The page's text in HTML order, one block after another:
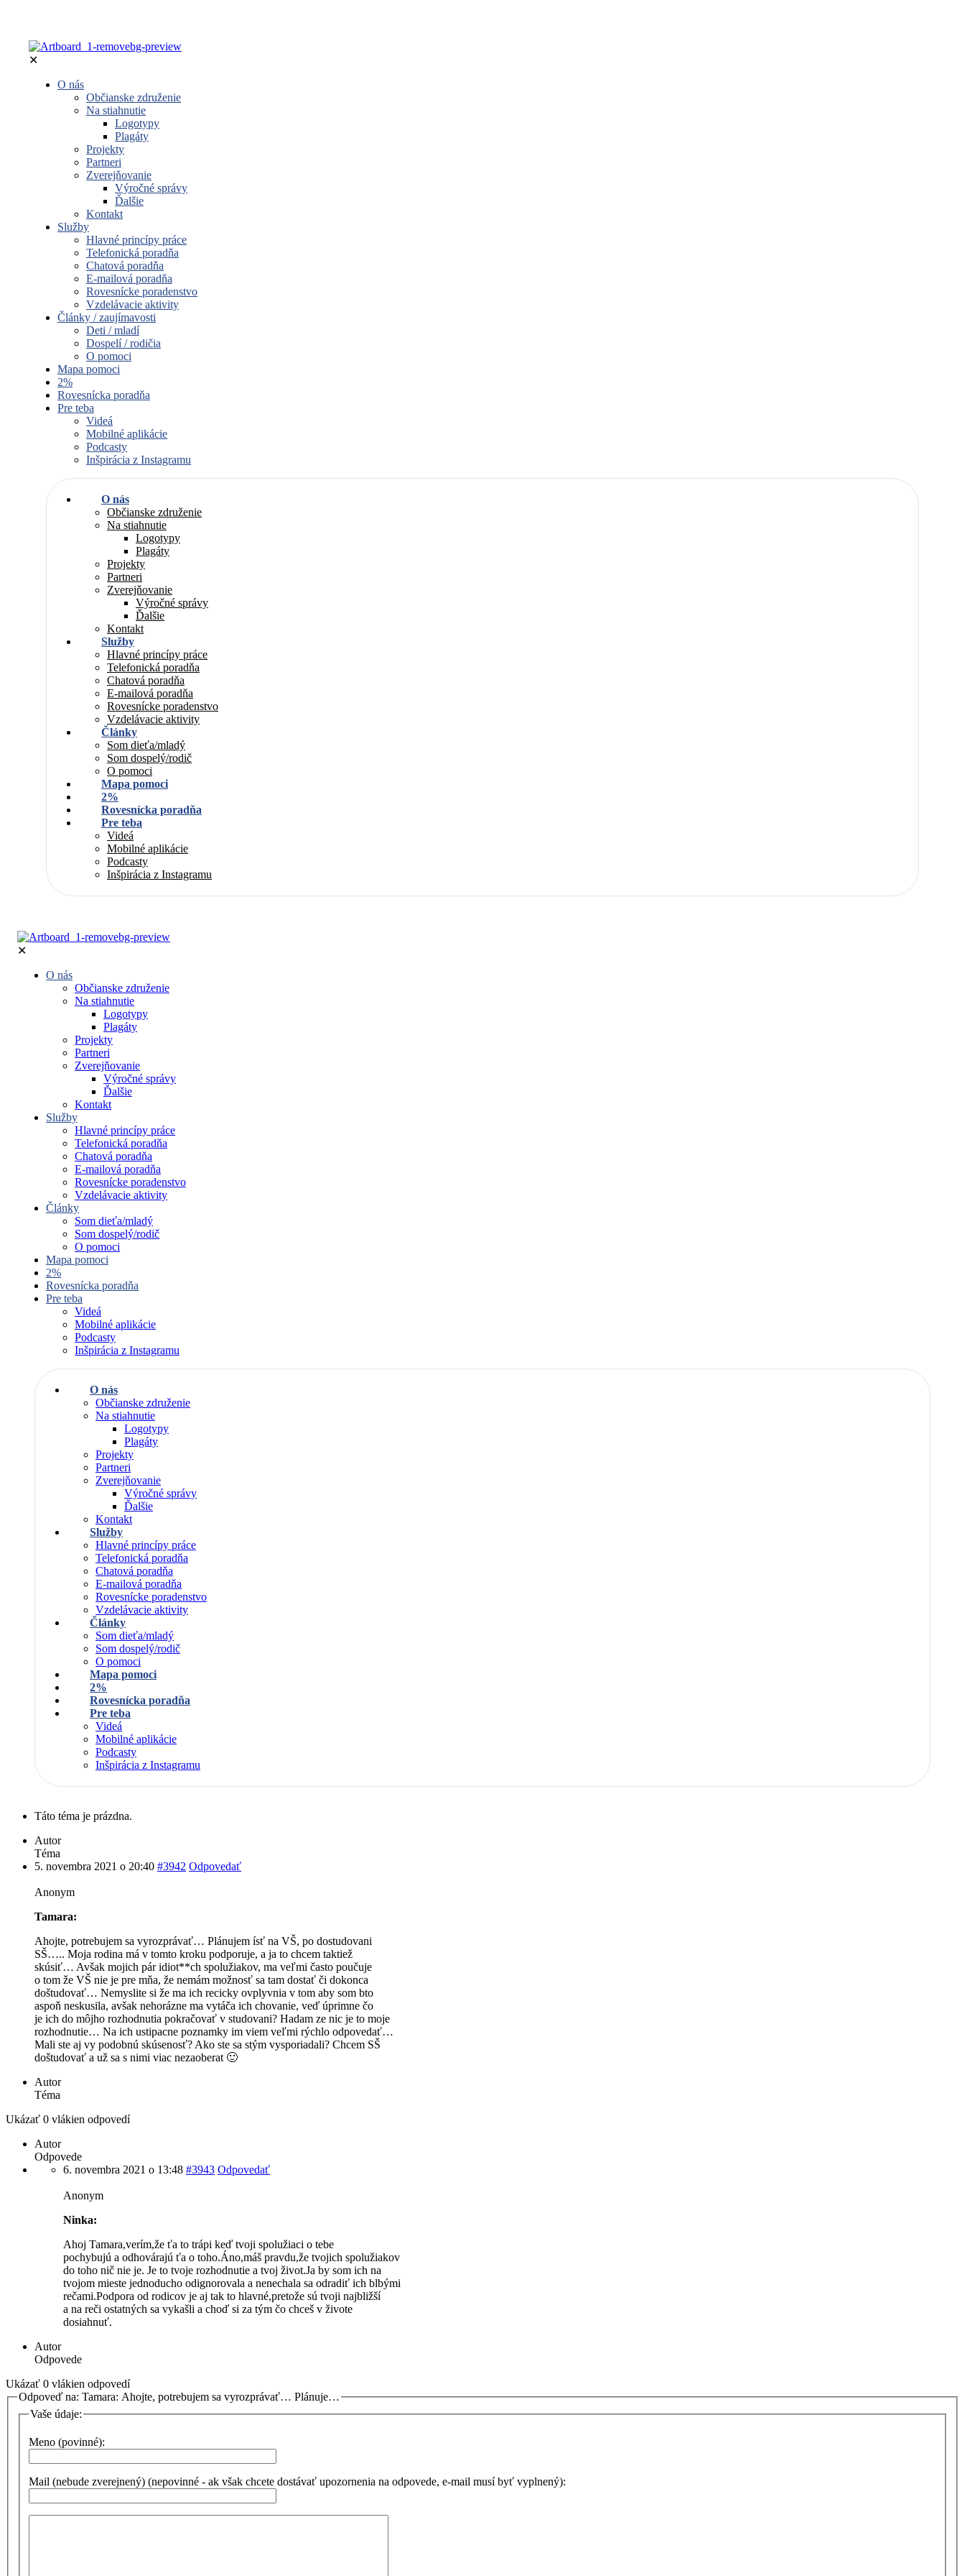
✕
O nás
Občianske združenie
Na stiahnutie
Logotypy
Plagáty
Projekty
Partneri
Zverejňovanie
Výročné správy
Ďalšie
Kontakt
Služby
Hlavné princípy práce
Telefonická poradňa
Chatová poradňa
E-mailová poradňa
Rovesnícke poradenstvo
Vzdelávacie aktivity
Články / zaujímavosti
Deti / mladí
Dospelí / rodičia
O pomoci
Mapa pomoci
2%
Rovesnícka poradňa
Pre teba
Videá
Mobilné aplikácie
Podcasty
Inšpirácia z Instagramu
O nás
Občianske združenie
Na stiahnutie
Logotypy
Plagáty
Projekty
Partneri
Zverejňovanie
Výročné správy
Ďalšie
Kontakt
Služby
Hlavné princípy práce
Telefonická poradňa
Chatová poradňa
E-mailová poradňa
Rovesnícke poradenstvo
Vzdelávacie aktivity
Články
Som dieťa/mladý
Som dospelý/rodič
O pomoci
Mapa pomoci
2%
Rovesnícka poradňa
Pre teba
Videá
Mobilné aplikácie
Podcasty
Inšpirácia z Instagramu
✕
O nás
Občianske združenie
Na stiahnutie
Logotypy
Plagáty
Projekty
Partneri
Zverejňovanie
Výročné správy
Ďalšie
Kontakt
Služby
Hlavné princípy práce
Telefonická poradňa
Chatová poradňa
E-mailová poradňa
Rovesnícke poradenstvo
Vzdelávacie aktivity
Články
Som dieťa/mladý
Som dospelý/rodič
O pomoci
Mapa pomoci
2%
Rovesnícka poradňa
Pre teba
Videá
Mobilné aplikácie
Podcasty
Inšpirácia z Instagramu
O nás
Občianske združenie
Na stiahnutie
Logotypy
Plagáty
Projekty
Partneri
Zverejňovanie
Výročné správy
Ďalšie
Kontakt
Služby
Hlavné princípy práce
Telefonická poradňa
Chatová poradňa
E-mailová poradňa
Rovesnícke poradenstvo
Vzdelávacie aktivity
Články
Som dieťa/mladý
Som dospelý/rodič
O pomoci
Mapa pomoci
2%
Rovesnícka poradňa
Pre teba
Videá
Mobilné aplikácie
Podcasty
Inšpirácia z Instagramu
Táto téma je prázdna.
Autor
Téma
5. novembra 2021 o 20:40 #3942 Odpovedať
Anonym
Tamara:
Ahojte, potrebujem sa vyrozprávať… Plánujem ísť na VŠ, po dostudovani
SŠ….. Moja rodina má v tomto kroku podporuje, a ja to chcem taktiež
skúsiť… Avšak mojich pár idiot**ch spolužiakov, ma veľmi často poučuje
o tom že VŠ nie je pre mňa, že nemám možnosť sa tam dostať či dokonca
doštudovať… Nemyslite si že ma ich recicky ovplyvnia v tom aby som bto
aspoň neskusila, avšak nehorázne ma vytáča ich chovanie, veď úprimne čo
je ich do môjho rozhodnutia pokračovať v studovani? Hadam ze nic je to moje
rozhodnutie… Na ich ustipacne poznamky im viem veľmi rýchlo odpovedať…
Mali ste aj vy podobnú skúsenosť? Ako ste sa stým vysporiadali? Chcem SŠ
doštudovať a už sa s nimi viac nezaoberat 🙂
Autor
Téma
Ukázať 0 vlákien odpovedí
Autor
Odpovede
6. novembra 2021 o 13:48 #3943 Odpovedať
Anonym
Ninka:
Ahoj Tamara,verím,že ťa to trápi keď tvoji spolužiaci o tebe
pochybujú a odhovárajú ťa o toho.Áno,máš pravdu,že tvojich spolužiakov
do toho nič nie je. Je to tvoje rozhodnutie a tvoj život.Ja by som ich na
tvojom mieste jednoducho odignorovala a nenechala sa odradiť ich blbými
rečami.Podpora od rodicov je aj tak to hlavné,pretože sú tvoji najbližší
a na reči ostatných sa vykašli a choď si za tým čo chceš v živote
dosiahnuť.
Autor
Odpovede
Ukázať 0 vlákien odpovedí
Odpoveď na: Tamara: Ahojte, potrebujem sa vyrozprávať… Plánuje…
Vaše údaje:
Meno (povinné):
Mail (nebude zverejnený) (nepovinné - ak však chcete dostávať upozornenia na odpovede, e-mail musí byť vyplnený):